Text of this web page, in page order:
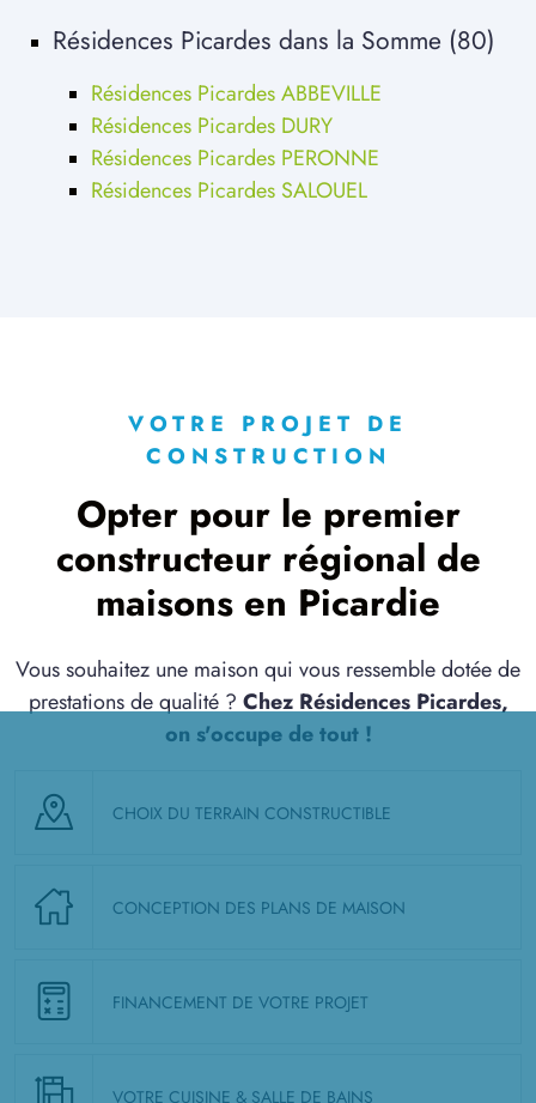
Résidences Picardes dans la Somme (80)
Résidences Picardes ABBEVILLE
Résidences Picardes DURY
Résidences Picardes PERONNE
Résidences Picardes SALOUEL
VOTRE PROJET DE
CONSTRUCTION
Opter pour le premier
constructeur régional de
maisons en Picardie
Vous souhaitez une maison qui vous ressemble dotée de
prestations de qualité ? Chez Résidences Picardes,
on s'occupe de tout !
CHOIX DU TERRAIN CONSTRUCTIBLE
CONCEPTION DES PLANS DE MAISON
FINANCEMENT DE VOTRE PROJET
VOTRE CUISINE & SALLE DE BAINS